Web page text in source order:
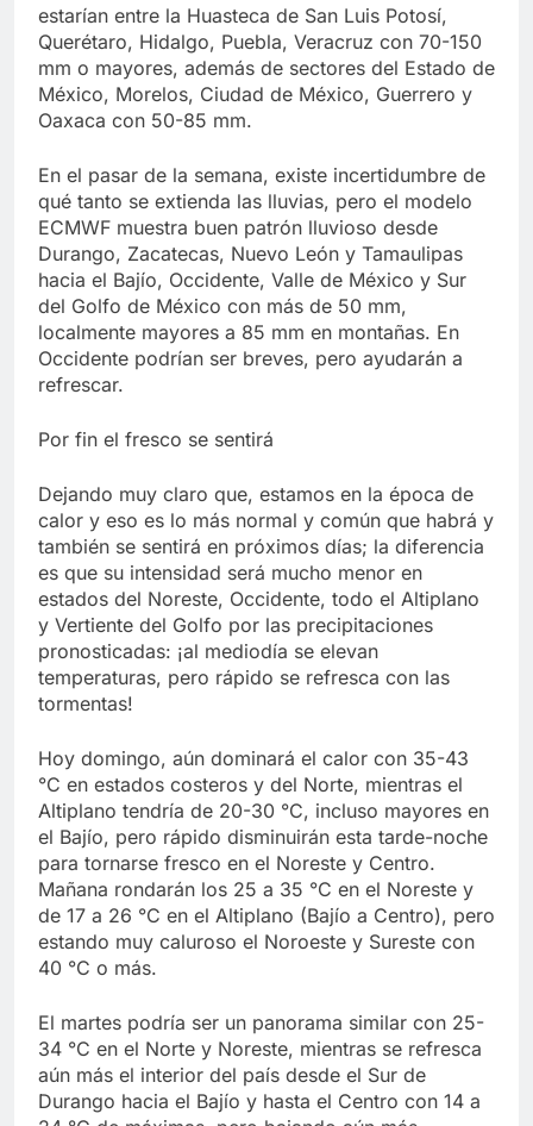
estarían entre la Huasteca de San Luis Potosí,
Querétaro, Hidalgo, Puebla, Veracruz con 70-150
mm o mayores, además de sectores del Estado de
México, Morelos, Ciudad de México, Guerrero y
Oaxaca con 50-85 mm.
En el pasar de la semana, existe incertidumbre de
qué tanto se extienda las lluvias, pero el modelo
ECMWF muestra buen patrón lluvioso desde
Durango, Zacatecas, Nuevo León y Tamaulipas
hacia el Bajío, Occidente, Valle de México y Sur
del Golfo de México con más de 50 mm,
localmente mayores a 85 mm en montañas. En
Occidente podrían ser breves, pero ayudarán a
refrescar.
Por fin el fresco se sentirá
Dejando muy claro que, estamos en la época de
calor y eso es lo más normal y común que habrá y
también se sentirá en próximos días; la diferencia
es que su intensidad será mucho menor en
estados del Noreste, Occidente, todo el Altiplano
y Vertiente del Golfo por las precipitaciones
pronosticadas: ¡al mediodía se elevan
temperaturas, pero rápido se refresca con las
tormentas!
Hoy domingo, aún dominará el calor con 35-43
°C en estados costeros y del Norte, mientras el
Altiplano tendría de 20-30 °C, incluso mayores en
el Bajío, pero rápido disminuirán esta tarde-noche
para tornarse fresco en el Noreste y Centro.
Mañana rondarán los 25 a 35 °C en el Noreste y
de 17 a 26 °C en el Altiplano (Bajío a Centro), pero
estando muy caluroso el Noroeste y Sureste con
40 °C o más.
El martes podría ser un panorama similar con 25-
34 °C en el Norte y Noreste, mientras se refresca
aún más el interior del país desde el Sur de
Durango hacia el Bajío y hasta el Centro con 14 a